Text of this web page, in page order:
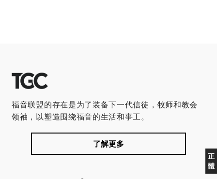
正
體
福音联盟的存在是为了装备下一代信徒，牧师和教会
领袖，以塑造围绕福音的生活和事工。
了解更多